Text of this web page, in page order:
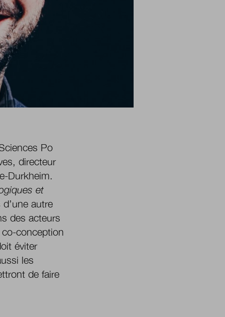
Po
directeur
Durkheim.
et
autre
des acteurs
conception
éviter
les
de faire